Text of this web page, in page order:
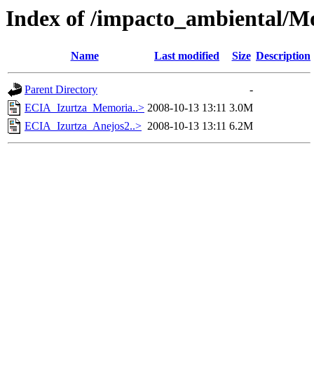
Index of /impacto_ambiental/
Name Last modified Size Description
Parent Directory
-
ECIA_Izurtza_Memoria..> 2008-10-13 13:11 3.0M
ECIA_Izurtza_Anejos2..> 2008-10-13 13:11 6.2M